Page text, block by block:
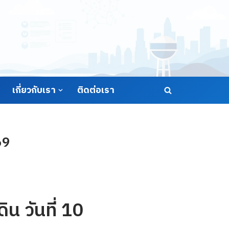
เกี่ยวกับเรา ติดต่อเรา
น วันที่ 10